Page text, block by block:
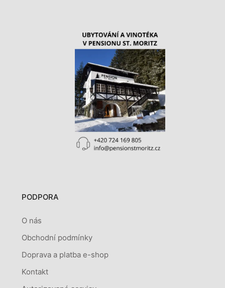
PODPORA
O nás
Obchodní podmínky
Doprava a platba e-shop
Kontakt